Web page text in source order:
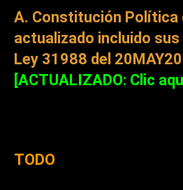
A. Constitución Política
actualizado incluido
Ley 31988 del
[ACTUALIZADO: Clic
TODO